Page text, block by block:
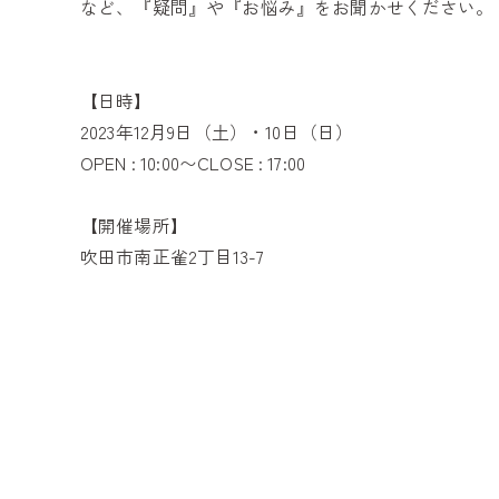
など、『疑問』や『お悩み』をお聞かせください。
【日時】
2023年12月9日（土）・10日（日）
OPEN : 10:00〜CLOSE : 17:00
【開催場所】
吹田市南正雀2丁目13-7